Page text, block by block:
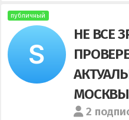
публичный
НЕ ВСЕ
МОСКВЫ
2